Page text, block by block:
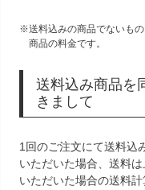
送料込みの商品でないも
商品の料金です。
送料込み商品を
きまして
1回のご注文にて送料込
いただいた場合、送料
いただいた場合の送料